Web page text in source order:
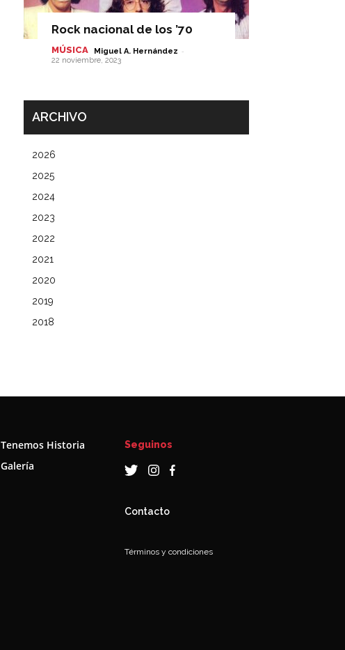
Rock nacional de los ’70
MÚSICA Miguel A. Hernández -
22 noviembre, 2023
ARCHIVO
2026
2025
2024
2023
2022
2021
2020
2019
2018
Tenemos Historia
Galería
Seguinos
Contacto
Términos y condiciones